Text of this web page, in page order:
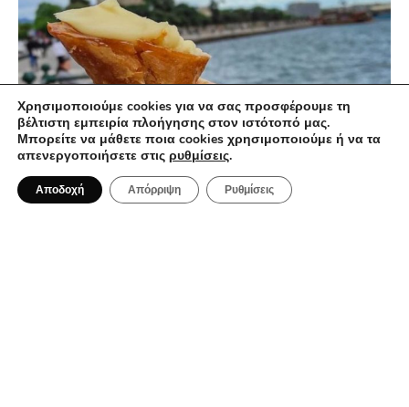
3 Αυγούστου 2026
Το street food στη Θεσσαλονίκη:
Τέσσερις γεύσεις που αφηγούνται την
Χρησιμοποιούμε cookies για να σας προσφέρουμε τη
βέλτιστη εμπειρία πλοήγησης στον ιστότοπό μας.
Μπορείτε να μάθετε ποια cookies χρησιμοποιούμε ή να τα
απενεργοποιήσετε στις ρυθμίσεις.
Αποδοχή Απόρριψη Ρυθμίσεις